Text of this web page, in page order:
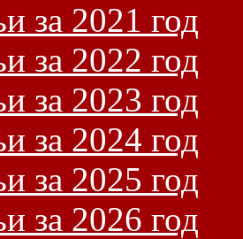
за 2021 год
за 2022 год
за 2023 год
за 2024 год
за 2025 год
за 2026 год